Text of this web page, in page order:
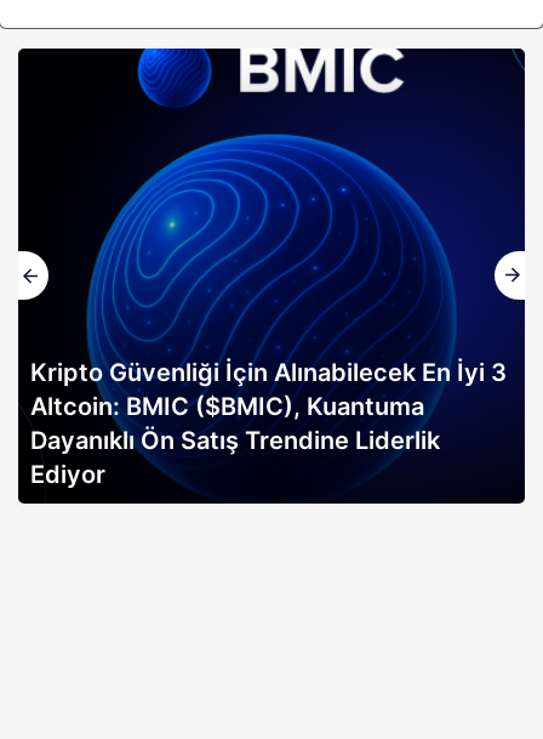
Kripto Güvenliği İçin Alınabilecek En İyi 3
Altcoin: BMIC ($BMIC), Kuantuma
Dayanıklı Ön Satış Trendine Liderlik
Ediyor